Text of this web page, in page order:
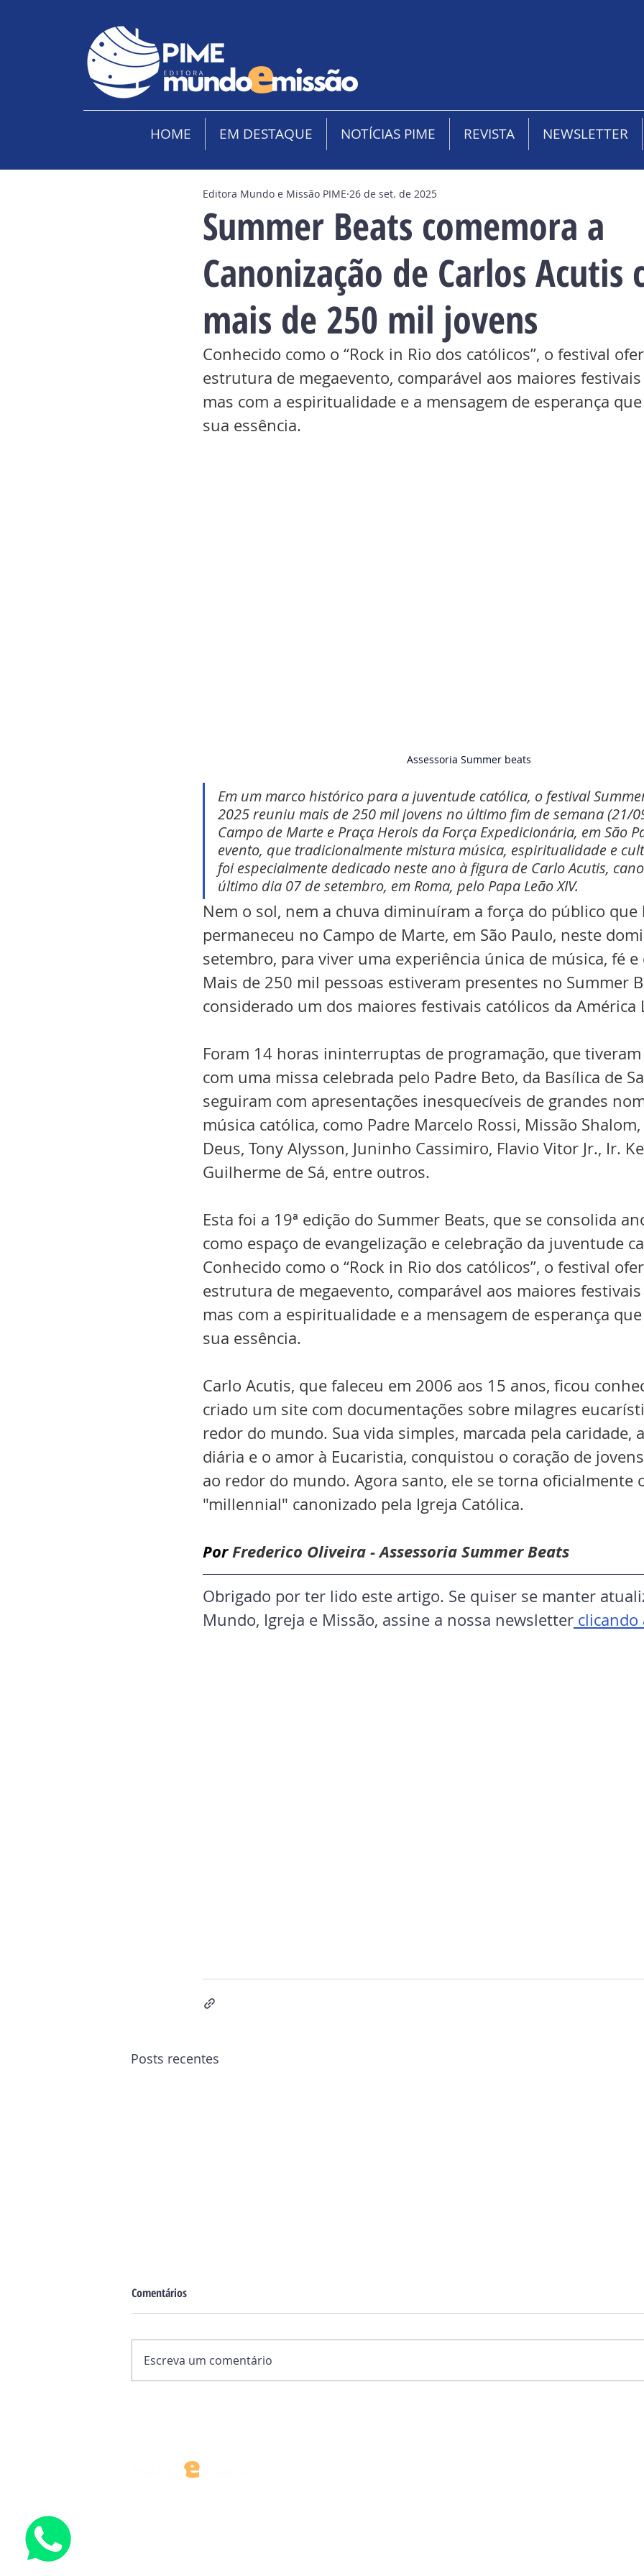
HOME EM DESTAQUE NOTÍCIAS PIME REVISTA NEWSLETTER
Summer Beats comemora a
Canonização de Carlos Acutis
mais de 250 mil jovens
Editora Mundo e Missão PIME 26 de set. de 2025
Conhecido como o “Rock in Rio dos católicos”, o festival
estrutura de megaevento, comparável aos maiores
mas com a espiritualidade e a mensagem de esperança
sua essência.
Assessoria Summer beats
Em um marco histórico para a juventude católica, o festival
2025 reuniu mais de 250 mil jovens no último fim de semana (21/
Campo de Marte e Praça Herois da Força Expedicionária, em São
evento, que tradicionalmente mistura música, espiritualidade e
foi especialmente dedicado neste ano à figura de Carlo Acutis,
último dia 07 de setembro, em Roma, pelo Papa Leão XIV.
Nem o sol, nem a chuva diminuíram a força do público
permaneceu no Campo de Marte, em São Paulo, neste
setembro, para viver uma experiência única de música, fé
Mais de 250 mil pessoas estiveram presentes no Summer
considerado um dos maiores festivais católicos da América
Foram 14 horas ininterruptas de programação, que
com uma missa celebrada pelo Padre Beto, da Basílica de
seguiram com apresentações inesquecíveis de grandes
música católica, como Padre Marcelo Rossi, Missão
Deus, Tony Alysson, Juninho Cassimiro, Flavio Vitor Jr., Ir.
Guilherme de Sá, entre outros.
Esta foi a 19ª edição do Summer Beats, que se consolida
como espaço de evangelização e celebração da juventude
Conhecido como o “Rock in Rio dos católicos”, o festival
estrutura de megaevento, comparável aos maiores
mas com a espiritualidade e a mensagem de esperança
sua essência.
Carlo Acutis, que faleceu em 2006 aos 15 anos, ficou
criado um site com documentações sobre milagres
redor do mundo. Sua vida simples, marcada pela caridade,
diária e o amor à Eucaristia, conquistou o coração de
ao redor do mundo. Agora santo, ele se torna
"millennial" canonizado pela Igreja Católica.
Por Frederico Oliveira - Assessoria Summer Beats
Obrigado por ter lido este artigo. Se quiser se manter
Mundo, Igreja e Missão, assine a nossa newsletter clicando
Posts recentes
Comentários
Escreva um comentário